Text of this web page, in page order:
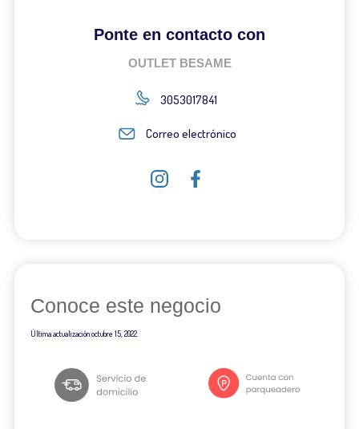
Ponte en contacto con
OUTLET BESAME
3053017841
Correo electrónico
Conoce este negocio
Última actualizaciónoctubre 15, 2022